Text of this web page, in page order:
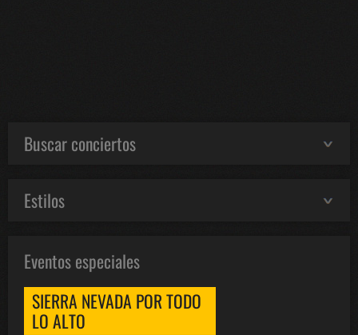
Buscar conciertos
Estilos
Eventos especiales
SIERRA NEVADA POR TODO
LO ALTO